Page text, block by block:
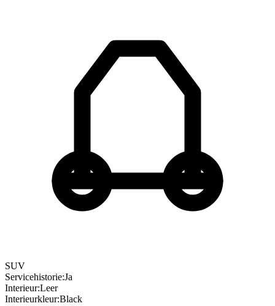
SUV
Servicehistorie:Ja
Interieur:Leer
Interieurkleur:Black